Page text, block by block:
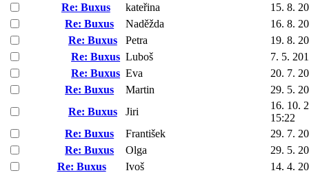
Re: Buxus
kateřina
15. 8.
Re: Buxus
Naděžda
16. 8.
Re: Buxus
Petra
19. 8.
Re: Buxus Luboš
7. 5.
Re: Buxus Eva
20. 7.
Re: Buxus
Martin
29. 5.
Re: Buxus
Jiri
16. 10.
15:22
Re: Buxus
František
29. 7.
Re: Buxus
Olga
29. 5.
Re: Buxus
Ivoš
14. 4.